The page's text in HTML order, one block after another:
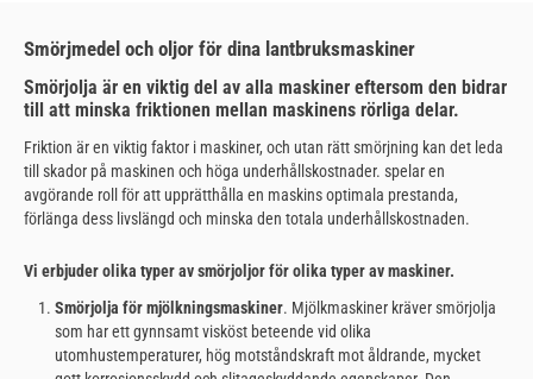
Smörjmedel och oljor för dina lantbruksmaskiner
Smörjolja är en viktig del av alla maskiner eftersom den bidrar
till att minska friktionen mellan maskinens rörliga delar.
Friktion är en viktig faktor i maskiner, och utan rätt smörjning kan det leda
till skador på maskinen och höga underhållskostnader. spelar en
avgörande roll för att upprätthålla en maskins optimala prestanda,
förlänga dess livslängd och minska den totala underhållskostnaden.
Vi erbjuder olika typer av smörjoljor för olika typer av maskiner.
Smörjolja för mjölkningsmaskiner. Mjölkmaskiner kräver smörjolja
som har ett gynnsamt visköst beteende vid olika
utomhustemperaturer, hög motståndskraft mot åldrande, mycket